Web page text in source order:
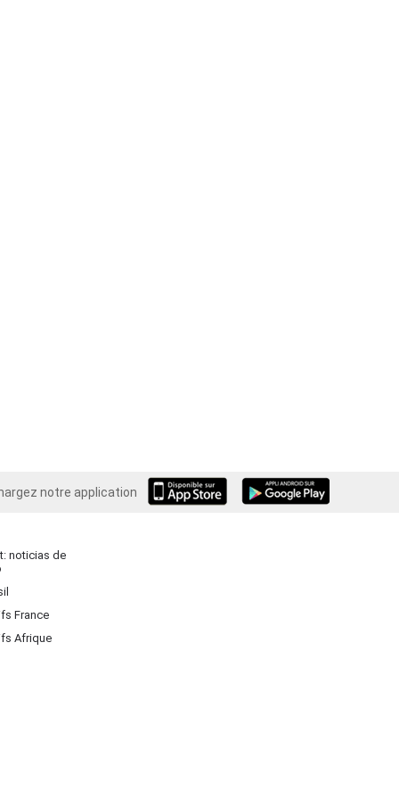
notre application
Android
noticias de
France
Afrique